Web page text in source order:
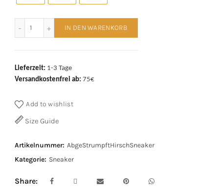
IN DEN WARENKORB
Lieferzeit: 1-3 Tage
Versandkostenfrei ab: 75€
Add to wishlist
Size Guide
Artikelnummer: AbgeStrumpftHirschSneaker
Kategorie: Sneaker
Share